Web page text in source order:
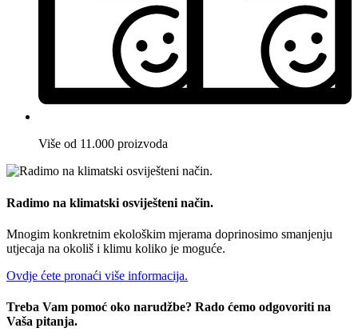
Više od 11.000 proizvoda
Radimo na klimatski osviješteni način.
Mnogim konkretnim ekološkim mjerama doprinosimo smanjenju
utjecaja na okoliš i klimu koliko je moguće.
Ovdje ćete pronaći više informacija.
Treba Vam pomoć oko narudžbe? Rado ćemo odgovoriti na
Vaša pitanja.